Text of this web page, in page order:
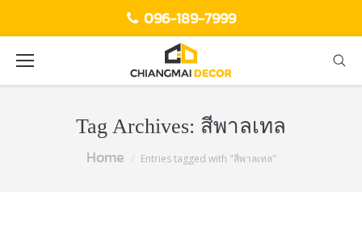
096-189-7999
Tag Archives: สีพาลเทล
Home Entries tagged with "สีพาลเทล"